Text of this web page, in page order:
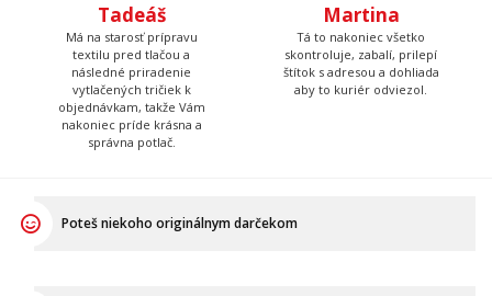
Tadeáš
Má na starosť prípravu
textilu pred tlačou a
následné priradenie
vytlačených tričiek k
objednávkam, takže Vám
nakoniec príde krásna a
správna potlač.
Martina
Tá to nakoniec všetko
skontroluje, zabalí, prilepí
štítok s adresou a dohliada
aby to kuriér odviezol.
Poteš niekoho originálnym darčekom